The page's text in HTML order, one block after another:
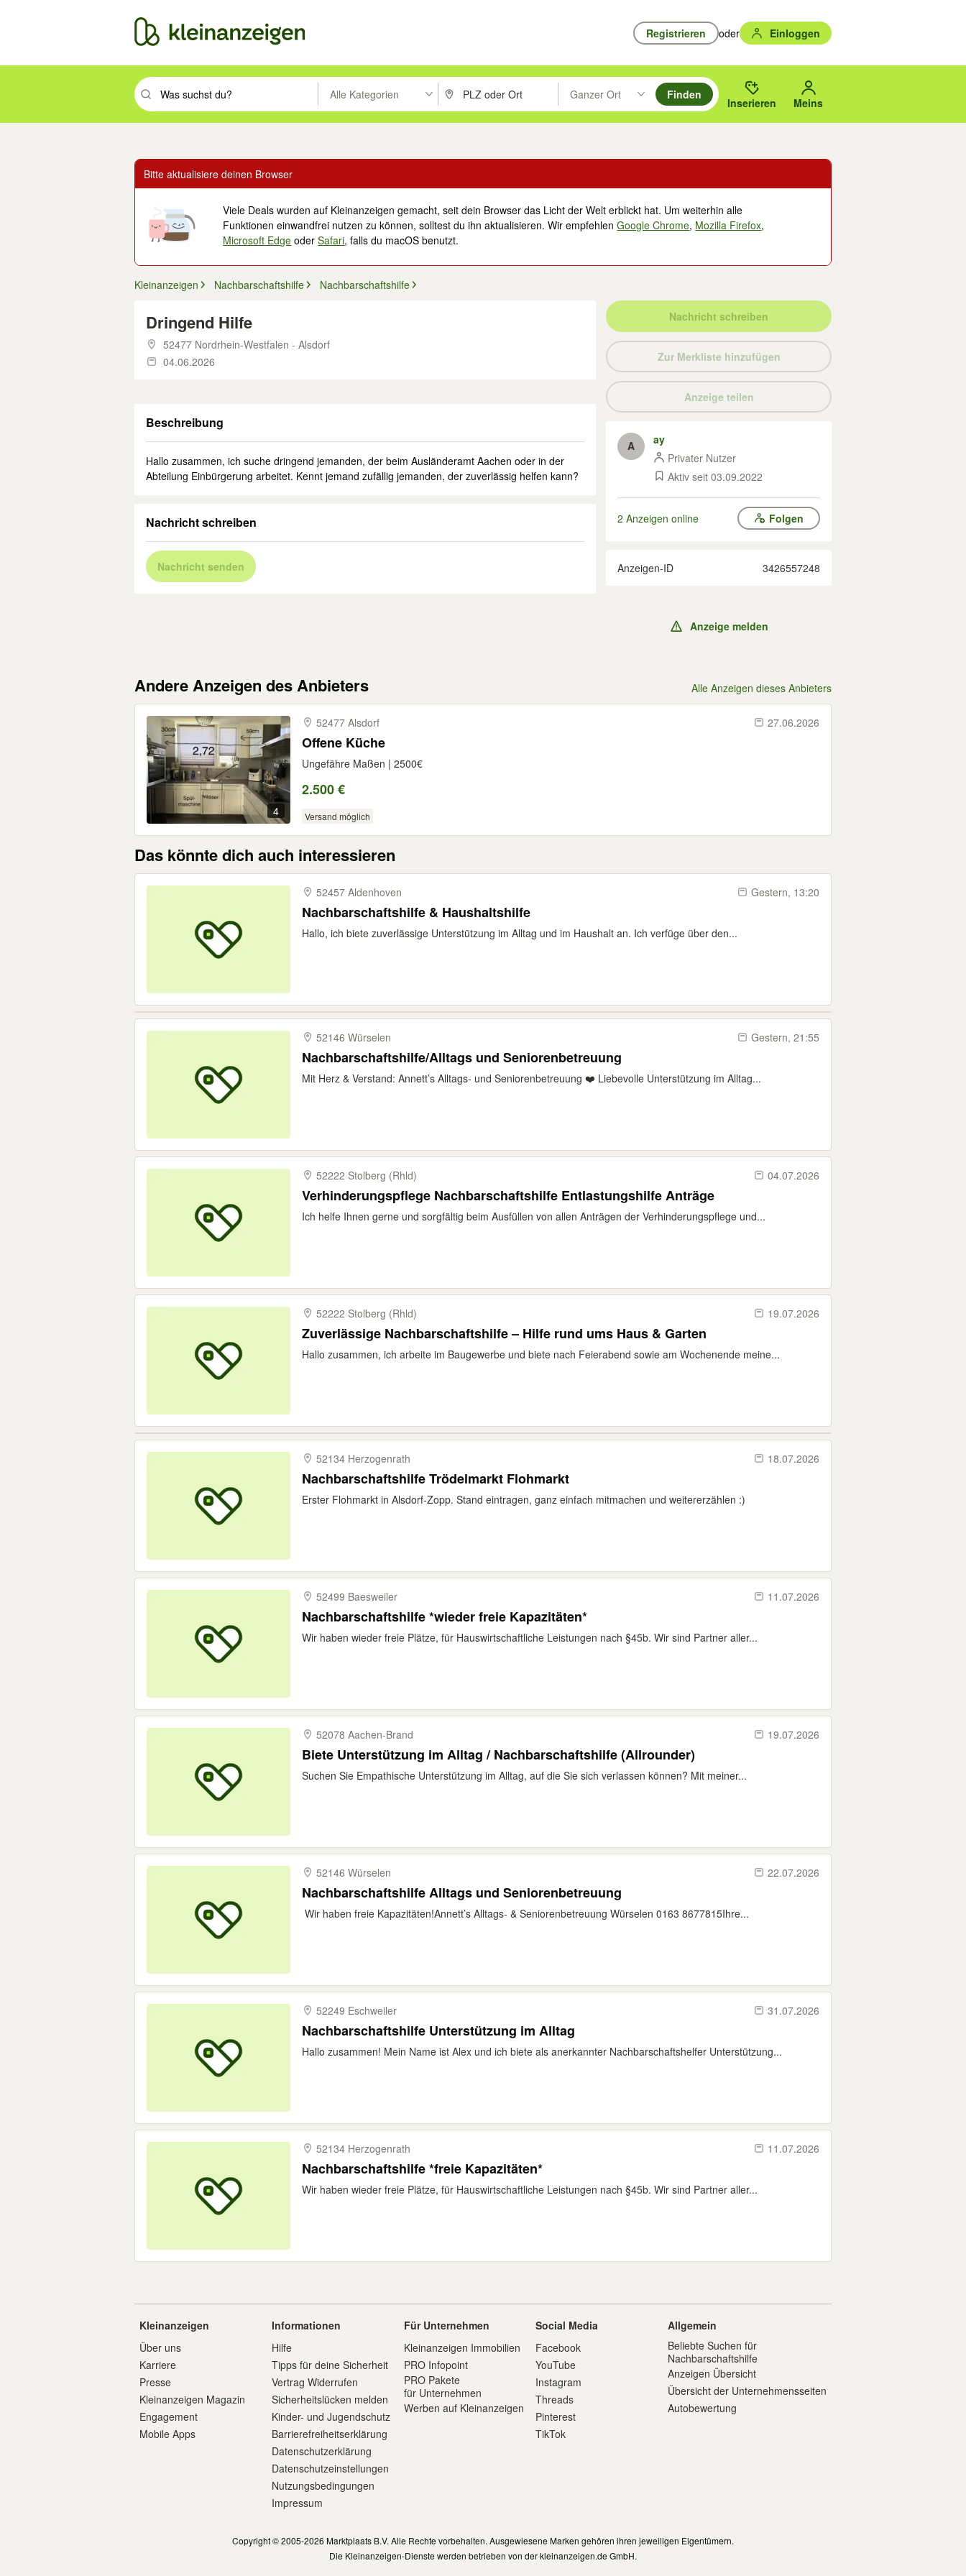
Registrieren oder Einloggen
Suchbegriff eingeben. Eingabetaste drücken um zu suchen, oder Vorschläge mit den Pfeiltasten nach oben/unten durchsuchen und mit Eingabetaste auswählen.
Alle Kategorien PLZ oder Ort eingeben. Eingabetaste drücken um zu suchen, oder Vorschläge mit den Pfeiltasten nach oben/
Ganzer Ort
Suche im Umkreis des gewählten Orts oder PLZ.
Finden
Inserieren Meins
Bitte aktualisiere deinen Browser
Viele Deals wurden auf Kleinanzeigen gemacht, seit dein Browser das Licht der Welt erblickt hat. Um weiterhin alle
Funktionen einwandfrei nutzen zu können, solltest du ihn aktualisieren. Wir empfehlenGoogle Chrome, Mozilla Firefox,
Microsoft Edge oderSafari, falls du macOS benutzt.
Kleinanzeigen Nachbarschaftshilfe Nachbarschaftshilfe
Dringend Hilfe
52477 Nordrhein-Westfalen - Alsdorf
04.06.2026
Beschreibung
Hallo zusammen, ich suche dringend jemanden, der beim Ausländeramt Aachen oder in der
Abteilung Einbürgerung arbeitet. Kennt jemand zufällig jemanden, der zuverlässig helfen kann?
Nachricht schreiben
Nachricht senden
Nachricht schreiben
Zur Merkliste hinzufügen
Anzeige teilen
A
ay
Privater Nutzer
Aktiv seit 03.09.2022
2 Anzeigen online Folgen
Anzeigen-ID 3426557248
Anzeige melden
Andere Anzeigen des Anbieters Alle Anzeigen dieses Anbieters
4
52477 Alsdorf 27.06.2026
Offene Küche
Ungefähre Maßen | 2500€
2.500 €
Versand möglich
Das könnte dich auch interessieren
52457 Aldenhoven Gestern, 13:20
Nachbarschaftshilfe & Haushaltshilfe
Hallo, ich biete zuverlässige Unterstützung im Alltag und im Haushalt an. Ich verfüge über den...
52146 Würselen Gestern, 21:55
Nachbarschaftshilfe/Alltags und Seniorenbetreuung
Mit Herz & Verstand: Annett’s Alltags- und Seniorenbetreuung ❤️ Liebevolle Unterstützung im Alltag...
52222 Stolberg (Rhld) 04.07.2026
Verhinderungspflege Nachbarschaftshilfe Entlastungshilfe Anträge
Ich helfe Ihnen gerne und sorgfältig beim Ausfüllen von allen Anträgen der Verhinderungspflege und...
52222 Stolberg (Rhld) 19.07.2026
Zuverlässige Nachbarschaftshilfe – Hilfe rund ums Haus & Garten
Hallo zusammen, ich arbeite im Baugewerbe und biete nach Feierabend sowie am Wochenende meine...
52134 Herzogenrath 18.07.2026
Nachbarschaftshilfe Trödelmarkt Flohmarkt
Erster Flohmarkt in Alsdorf-Zopp. Stand eintragen, ganz einfach mitmachen und weitererzählen :)
52499 Baesweiler 11.07.2026
Nachbarschaftshilfe *wieder freie Kapazitäten*
Wir haben wieder freie Plätze, für Hauswirtschaftliche Leistungen nach §45b. Wir sind Partner aller...
52078 Aachen-​Brand 19.07.2026
Biete Unterstützung im Alltag / Nachbarschaftshilfe (Allrounder)
Suchen Sie Empathische Unterstützung im Alltag, auf die Sie sich verlassen können? Mit meiner...
52146 Würselen 22.07.2026
Nachbarschaftshilfe Alltags und Seniorenbetreuung
​ Wir haben freie Kapazitäten! ​Annett’s Alltags- & Seniorenbetreuung Würselen 0163 8677815 ​Ihre...
52249 Eschweiler 31.07.2026
Nachbarschaftshilfe Unterstützung im Alltag
Hallo zusammen! Mein Name ist Alex und ich biete als anerkannter Nachbarschaftshelfer Unterstützung...
52134 Herzogenrath 11.07.2026
Nachbarschaftshilfe *freie Kapazitäten*
Wir haben wieder freie Plätze, für Hauswirtschaftliche Leistungen nach §45b. Wir sind Partner aller...
Kleinanzeigen
Über uns
Karriere
Presse
Kleinanzeigen Magazin
Engagement
Mobile Apps
Informationen
Hilfe
Tipps für deine Sicherheit
Vertrag Widerrufen
Sicherheitslücken melden
Kinder- und Jugendschutz
Barrierefreiheitserklärung
Datenschutzerklärung
Datenschutzeinstellungen
Nutzungsbedingungen
Impressum
Für Unternehmen
Kleinanzeigen Immobilien
PRO Infopoint
PRO Pakete
für Unternehmen
Werben auf Kleinanzeigen
Social Media
Facebook
YouTube
Instagram
Threads
Pinterest
TikTok
Allgemein
Beliebte Suchen für
Nachbarschaftshilfe
Anzeigen Übersicht
Übersicht der Unternehmensseiten
Autobewertung
Copyright © 2005-2026 Marktplaats B.V. Alle Rechte vorbehalten. Ausgewiesene Marken gehören ihren jeweiligen Eigentümern.
Die Kleinanzeigen-Dienste werden betrieben von der kleinanzeigen.de GmbH.